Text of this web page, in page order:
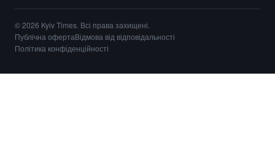
© 2026 Kyiv Times. Всі права захищені.
Публічна офертаВідмова від відповідальності
Політика конфіденційності